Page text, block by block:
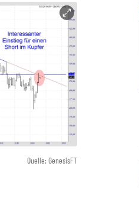
Quelle: GenesisFT